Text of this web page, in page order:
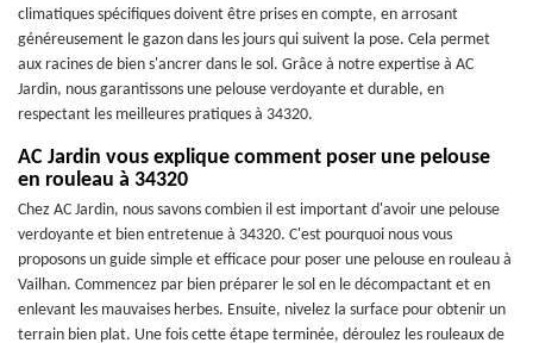
climatiques spécifiques doivent être prises en compte, en arrosant
généreusement le gazon dans les jours qui suivent la pose. Cela permet
aux racines de bien s'ancrer dans le sol. Grâce à notre expertise à AC
Jardin, nous garantissons une pelouse verdoyante et durable, en
respectant les meilleures pratiques à 34320.
AC Jardin vous explique comment poser une pelouse
en rouleau à 34320
Chez AC Jardin, nous savons combien il est important d'avoir une pelouse
verdoyante et bien entretenue à 34320. C'est pourquoi nous vous
proposons un guide simple et efficace pour poser une pelouse en rouleau à
Vailhan. Commencez par bien préparer le sol en le décompactant et en
enlevant les mauvaises herbes. Ensuite, nivelez la surface pour obtenir un
terrain bien plat. Une fois cette étape terminée, déroulez les rouleaux de